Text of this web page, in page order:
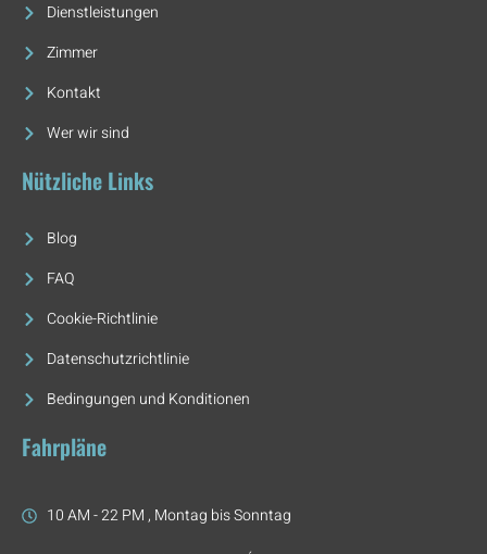
Dienstleistungen
Zimmer
Kontakt
Wer wir sind
Nützliche Links
Blog
FAQ
Cookie-Richtlinie
Datenschutzrichtlinie
Bedingungen und Konditionen
Fahrpläne
10 AM - 22 PM , Montag bis Sonntag